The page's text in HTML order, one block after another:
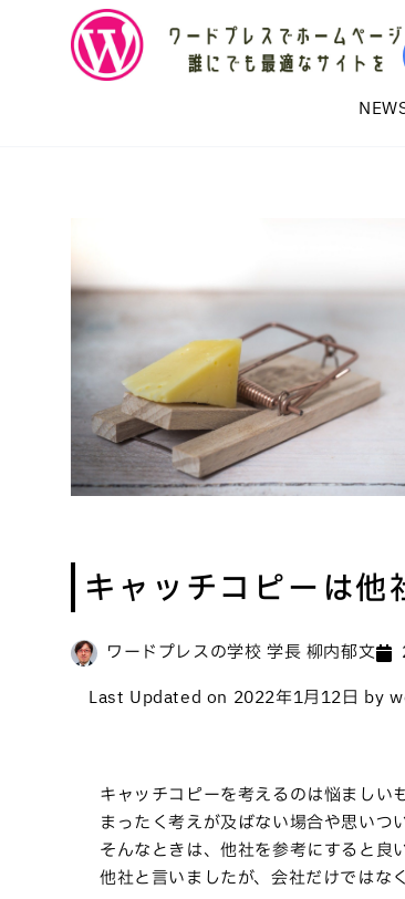
キャッチコピーは他
ワードプレスの学校 学長 柳内郁文
Last Updated on 2022年1月12日 by
キャッチコピーを考えるのは悩ましい
まったく考えが及ばない場合や思いつ
そんなときは、他社を参考にすると良
他社と言いましたが、会社だけではな